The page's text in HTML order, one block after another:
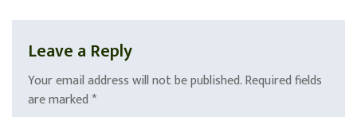
Leave a Reply
Your email address will not be published.Required fields
are marked *